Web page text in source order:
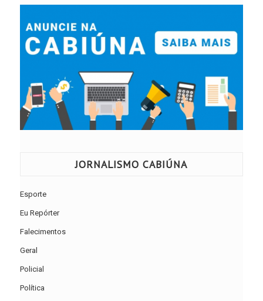
JORNALISMO CABIÚNA
Esporte
Eu Repórter
Falecimentos
Geral
Policial
Política